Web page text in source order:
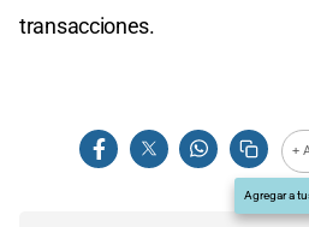
transacciones.
+
Agregar a